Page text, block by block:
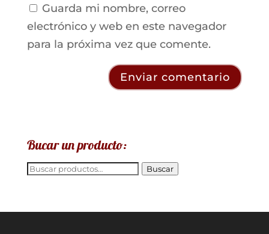
Guarda mi nombre, correo
electrónico y web en este navegador
para la próxima vez que comente.
Bucar un producto:
Buscar
Buscar